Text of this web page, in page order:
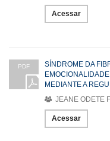
Acessar
PDF
SÍNDROME DA
MEDIANTE A
JEANE ODETE
Acessar